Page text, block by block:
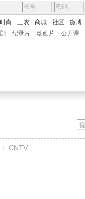
时尚 三农 商城 社区 微博
纪录片 动画片 公开课
CNTV